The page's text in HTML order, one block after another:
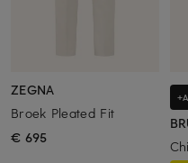
ZEGNA
Broek Pleated Fit
€ 695